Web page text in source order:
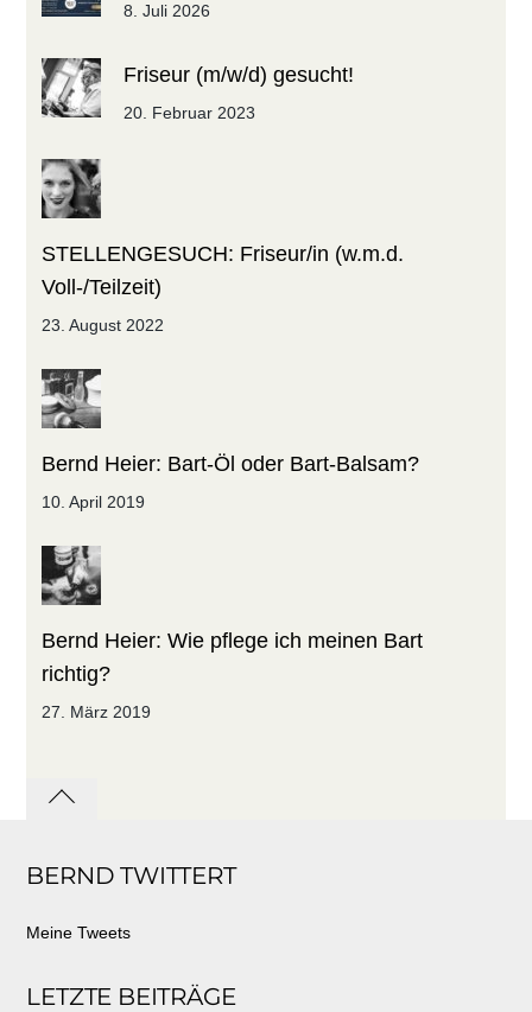
8. Juli 2026
Friseur (m/w/d) gesucht!
20. Februar 2023
STELLENGESUCH: Friseur/in (w.m.d.
Voll-/Teilzeit)
23. August 2022
Bernd Heier: Bart-Öl oder Bart-Balsam?
10. April 2019
Bernd Heier: Wie pflege ich meinen Bart
richtig?
27. März 2019
Back
top
BERND TWITTERT
Meine Tweets
LETZTE BEITRÄGE